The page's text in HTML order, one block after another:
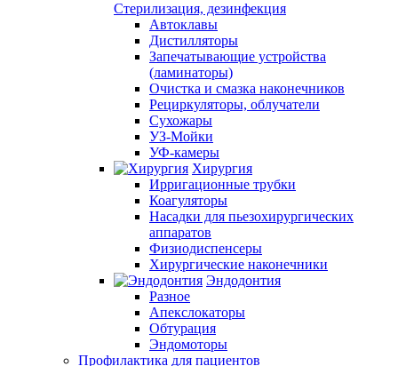
Стерилизация, дезинфекция
Автоклавы
Дистилляторы
Запечатывающие устройства
(ламинаторы)
Очистка и смазка наконечников
Рециркуляторы, облучатели
Сухожары
УЗ-Мойки
УФ-камеры
Хирургия
Ирригационные трубки
Коагуляторы
Насадки для пьезохирургических
аппаратов
Физиодиспенсеры
Хирургические наконечники
Эндодонтия
Разное
Апекслокаторы
Обтурация
Эндомоторы
Профилактика для пациентов